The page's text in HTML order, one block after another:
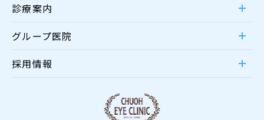
診療案内
グループ医院
採用情報